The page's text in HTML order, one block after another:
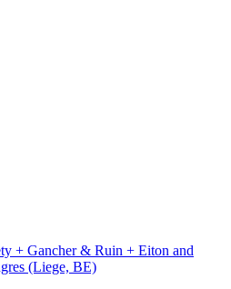
+ Gancher & Ruin + Eiton and
(Liege, BE)